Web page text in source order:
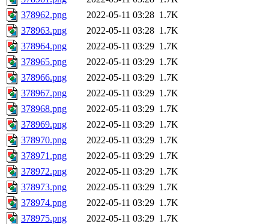
378962.png
2022-05-11 03:28 1.7K
378963.png
2022-05-11 03:28 1.7K
378964.png
2022-05-11 03:29 1.7K
378965.png
2022-05-11 03:29 1.7K
378966.png
2022-05-11 03:29 1.7K
378967.png
2022-05-11 03:29 1.7K
378968.png
2022-05-11 03:29 1.7K
378969.png
2022-05-11 03:29 1.7K
378970.png
2022-05-11 03:29 1.7K
378971.png
2022-05-11 03:29 1.7K
378972.png
2022-05-11 03:29 1.7K
378973.png
2022-05-11 03:29 1.7K
378974.png
2022-05-11 03:29 1.7K
378975.png
2022-05-11 03:29 1.7K